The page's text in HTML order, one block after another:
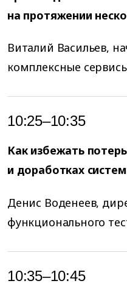
на протяжении
Виталий Васильев,
комплексные
10:25–10:35
Как избежать
и доработках
Денис Воденеев,
функционального
10:35–10:45